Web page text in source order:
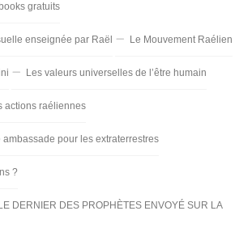
gratuits
enseignée par Raël Le Mouvement Raélien
Les valeurs universelles de l’être humain
actions raéliennes
ambassade pour les extraterrestres
?
DERNIER DES PROPHÈTES ENVOYÉ SUR LA